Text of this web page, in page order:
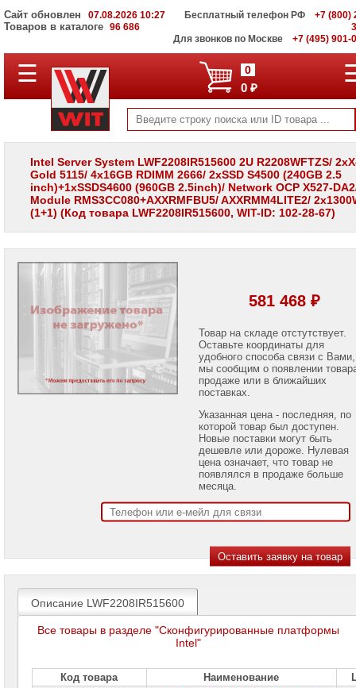
Сайт обновлен 07.08.2026 10:27
Товаров в каталоге 96 686
Бесплатный телефон РФ
+7 (800)
Для звонков по Москве
+7 (495) 901-
ПОЛНЫЙ
КАТАЛОГ
Корпоративные
серверы
WIT
Системы
хранения
данных
WIT
LCD
панели
Проекторы
проекторов
Ноутбуки
плоттеры
Серверы
Brand
оборудование
☰ 0
0 ₽
Intel Server System LWF2208IR515600 2U R2208WFTZS/
Gold 5115/ 4x16GB RDIMM 2666/ 2xSSD S4500 (240GB 2.5
inch)+1xSSDS4600 (960GB 2.5inch)/ Network OCP X527-
Module RMS3CC080+AXXRMFBU5/ AXXRMM4LITE2/
(1+1) (Код товара LWF2208IR515600, WIT-ID: 102-28-67)
581 468 ₽
Товар на складе отстутствует.
Оставьте координаты для
удобного способа связи с Вами,
мы сообщим о появлении
продаже или в ближайших
поставках.
Указанная цена - последняя, по
которой товар был доступен.
Новые поставки могут быть
дешевле или дороже. Нулевая
цена означает, что товар не
появлялся в продаже больше
месяца.
Описание LWF2208IR515600
Все товары в разделе "Сконфигурированные платформы
Intel"
Код товара Наименование